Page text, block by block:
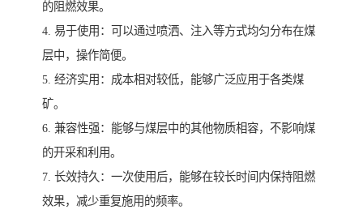
的阻燃效果。
4. 易于使用：可以通过喷洒、注入等方式均匀分布在煤
层中，操作简便。
5. 经济实用：成本相对较低，能够广泛应用于各类煤
矿。
6. 兼容性强：能够与煤层中的其他物质相容，不影响煤
的开采和利用。
7. 长效持久：一次使用后，能够在较长时间内保持阻燃
效果，减少重复施用的频率。